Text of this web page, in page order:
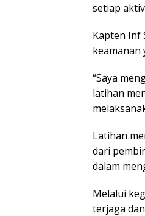
setiap
Kapten Inf
keamanan
“Saya
latihan
Latihan
dari
dalam
Melalui
terjaga